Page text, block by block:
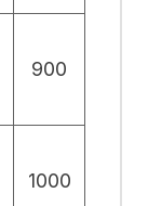
900
1000